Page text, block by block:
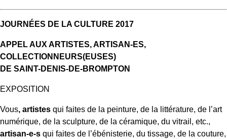
JOURNÉES DE LA CULTURE 2017
APPEL AUX ARTISTES, ARTISAN-ES,
COLLECTIONNEURS(EUSES)
DE SAINT-DENIS-DE-BROMPTON
EXPOSITION
Vous, artistes qui faites de la peinture, de la littérature, de l’art
numérique, de la sculpture, de la céramique, du vitrail, etc.,
artisan-e-s qui faites de l’ébénisterie, du tissage, de la couture,